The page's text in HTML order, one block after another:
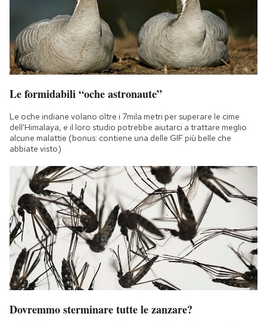
Le formidabili “oche astronaute”
Le oche indiane volano oltre i 7mila metri per superare le cime
dell'Himalaya, e il loro studio potrebbe aiutarci a trattare meglio
alcune malattie (bonus: contiene una delle GIF più belle che
abbiate visto)
Dovremmo sterminare tutte le zanzare?